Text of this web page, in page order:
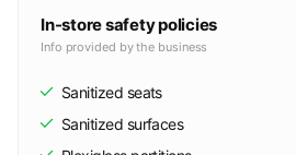
In-store safety policies
Info provided by the business
Sanitized seats
Sanitized surfaces